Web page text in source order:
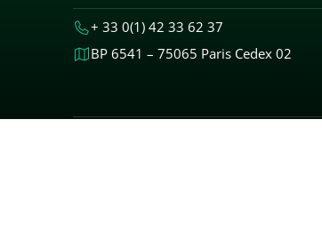
+ 33 0(1) 42 33 62 37
BP 6541 – 75065 Paris Cedex 02